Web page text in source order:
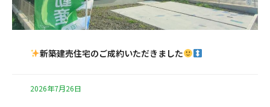
新築建売住宅のご成約いただきました
2026年7月26日